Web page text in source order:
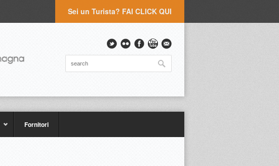
Sei un Turista? FAI CLICK QUI
Fornitori